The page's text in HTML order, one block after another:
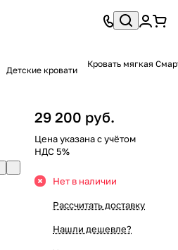
Детские кровати
Кровать мягкая
29 200 руб.
Цена указана с учётом
НДС 5%
Нет в наличии
Рассчитать доставку
Нашли дешевле?